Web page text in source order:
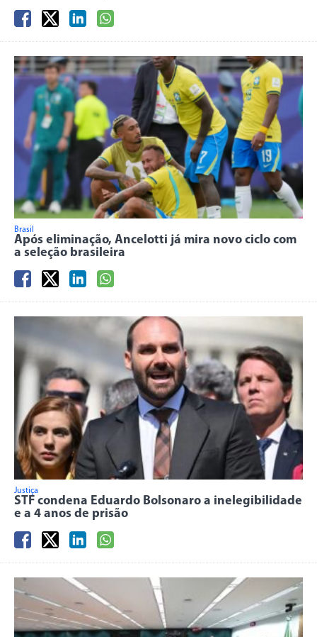
Brasil
Após eliminação, Ancelotti já mira novo ciclo com
a seleção brasileira
Justiça
STF condena Eduardo Bolsonaro a inelegibilidade
e a 4 anos de prisão